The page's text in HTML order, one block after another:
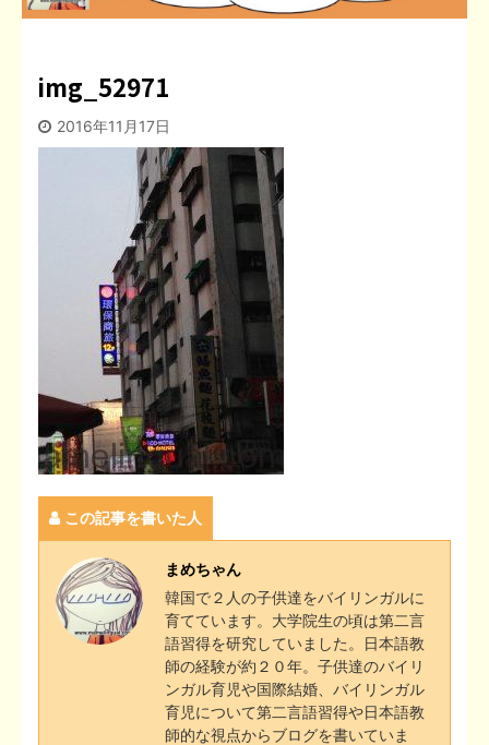
img_52971
2016年11月17日
この記事を書いた人
まめちゃん
韓国で２人の子供達をバイリンガルに
育てています。大学院生の頃は第二言
語習得を研究していました。日本語教
師の経験が約２０年。子供達のバイリ
ンガル育児や国際結婚、バイリンガル
育児について第二言語習得や日本語教
師的な視点からブログを書いていま